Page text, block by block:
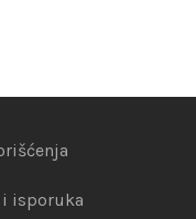
i isporuka